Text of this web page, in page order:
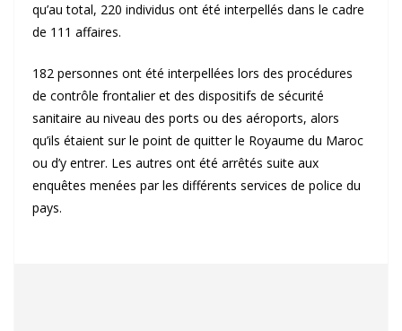
qu’au total, 220 individus ont été interpellés dans le cadre
de 111 affaires.
182 personnes ont été interpellées lors des procédures
de contrôle frontalier et des dispositifs de sécurité
sanitaire au niveau des ports ou des aéroports, alors
qu’ils étaient sur le point de quitter le Royaume du Maroc
ou d’y entrer. Les autres ont été arrêtés suite aux
enquêtes menées par les différents services de police du
pays.